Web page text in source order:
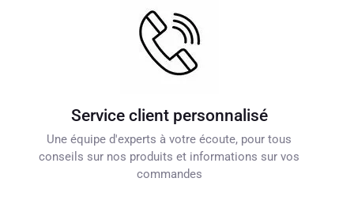
Service client personnalisé
Une équipe d'experts à votre écoute, pour tous
conseils sur nos produits et informations sur vos
commandes